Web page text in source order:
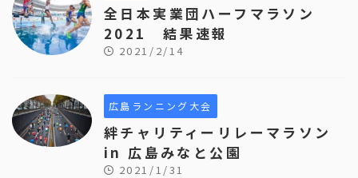
全日本実業団ハーフマラソン
2021 結果速報
2021/2/14
広島ランニング大会
絆チャリティーリレーマラソン
in 広島みなと公園
2021/1/31